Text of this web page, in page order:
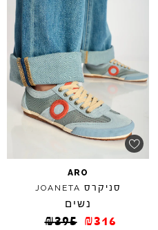
ARO
סניקרס JOANETA
נשים
₪395 ₪316